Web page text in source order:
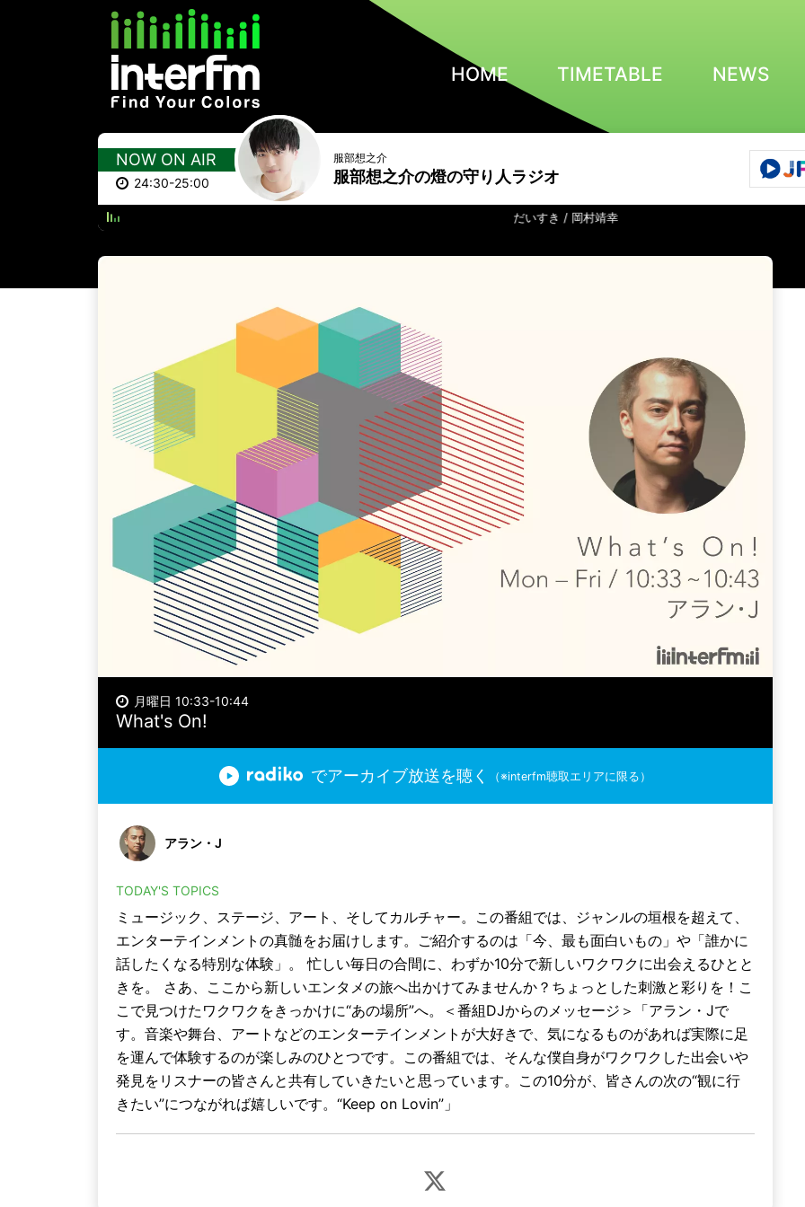
HOME TIMETABLE NEWS
NOW ON AIR
24:30-25:00
服部想之介
服部想之介の燈の守り人ラジオ
だいすき / 岡村靖幸
月曜日 10:33-10:44
What's On!
でアーカイブ放送を聴く （※interfm聴取エリアに限る）
アラン・J
TODAY'S TOPICS
ミュージック、ステージ、アート、そしてカルチャー。この番組では、ジャンルの垣根を超えて、
エンターテインメントの真髄をお届けします。ご紹介するのは「今、最も面白いもの」や「誰かに
話したくなる特別な体験」。 忙しい毎日の合間に、わずか10分で新しいワクワクに出会えるひとと
きを。 さあ、ここから新しいエンタメの旅へ出かけてみませんか？ちょっとした刺激と彩りを！こ
こで見つけたワクワクをきっかけに“あの場所”へ。＜番組DJからのメッセージ＞「アラン・Jで
す。音楽や舞台、アートなどのエンターテインメントが大好きで、気になるものがあれば実際に足
を運んで体験するのが楽しみのひとつです。この番組では、そんな僕自身がワクワクした出会いや
発見をリスナーの皆さんと共有していきたいと思っています。この10分が、皆さんの次の“観に行
きたい”につながれば嬉しいです。“Keep on Lovin”」